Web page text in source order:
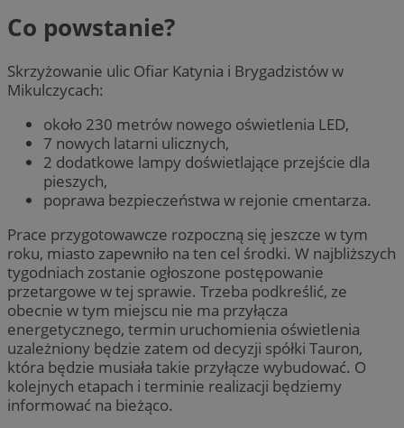
Co powstanie?
Skrzyżowanie ulic Ofiar Katynia i Brygadzistów w
Mikulczycach:
około 230 metrów nowego oświetlenia LED,
7 nowych latarni ulicznych,
2 dodatkowe lampy doświetlające przejście dla
pieszych,
poprawa bezpieczeństwa w rejonie cmentarza.
Prace przygotowawcze rozpoczną się jeszcze w tym
roku, miasto zapewniło na ten cel środki. W najbliższych
tygodniach zostanie ogłoszone postępowanie
przetargowe w tej sprawie. Trzeba podkreślić, ze
obecnie w tym miejscu nie ma przyłącza
energetycznego, termin uruchomienia oświetlenia
uzależniony będzie zatem od decyzji spółki Tauron,
która będzie musiała takie przyłącze wybudować. O
kolejnych etapach i terminie realizacji będziemy
informować na bieżąco.